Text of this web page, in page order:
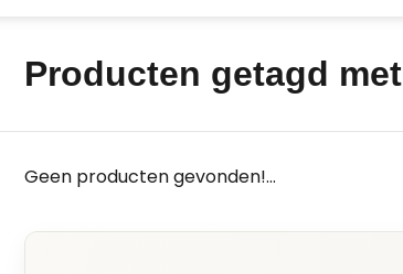
Producten getagd met
Geen producten gevonden!...